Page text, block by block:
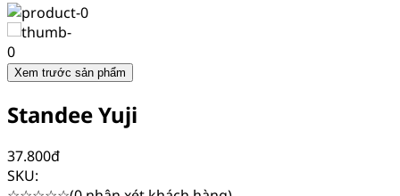
Xem trước sản phẩm
Standee Yuji
37.800đ
SKU: